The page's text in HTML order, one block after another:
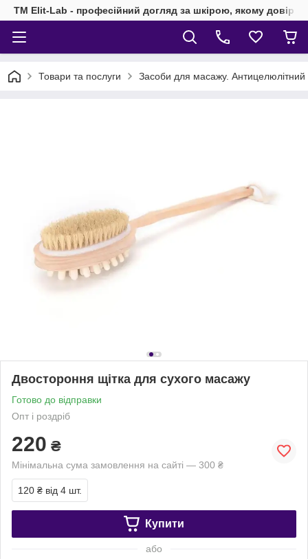
TM Elit-Lab - професійний догляд за шкірою, якому
Товари та послуги Засоби для масажу.
Двостороння щітка для сухого масажу
Готово до відправки
Опт і роздріб
220 ₴
Мінімальна сума замовлення на сайті — 300 ₴
120 ₴ від 4 шт.
Купити
або